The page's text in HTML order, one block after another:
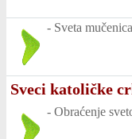
- Sveta
Sveci katoličke
- Obraćenje